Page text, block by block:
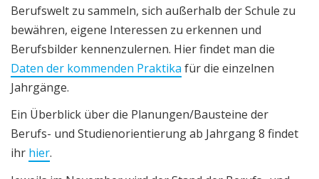
Berufswelt zu sammeln, sich außerhalb der Schule zu
bewähren, eigene Interessen zu erkennen und
Berufsbilder kennenzulernen. Hier findet man die
Daten der kommenden Praktika für die einzelnen
Jahrgänge.
Ein Überblick über die Planungen/Bausteine der
Berufs- und Studienorientierung ab Jahrgang 8 findet
ihr hier.